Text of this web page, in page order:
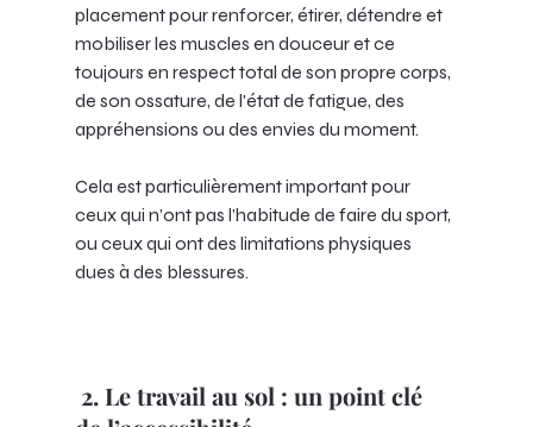
placement pour renforcer, étirer, détendre et
mobiliser les muscles en douceur et ce
toujours en respect total de son propre corps,
de son ossature, de l'état de fatigue, des
appréhensions ou des envies du moment.
Cela est particulièrement important pour
ceux qui n’ont pas l’habitude de faire du sport,
ou ceux qui ont des limitations physiques
dues à des blessures.